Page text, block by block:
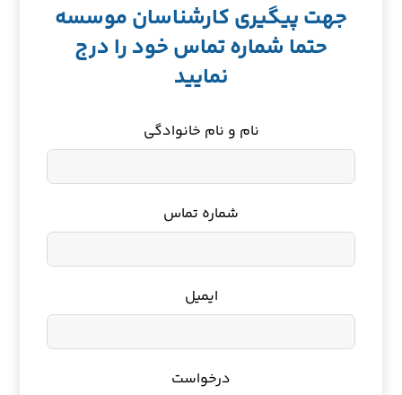
جهت پیگیری کارشناسان موسسه
حتما شماره تماس خود را درج
نمایید
نام و نام خانوادگی
شماره تماس
ایمیل
درخواست